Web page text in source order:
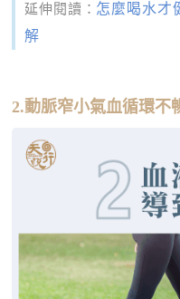
延伸閱讀： 怎麼喝水才
解
2.動脈窄小氣血循環不